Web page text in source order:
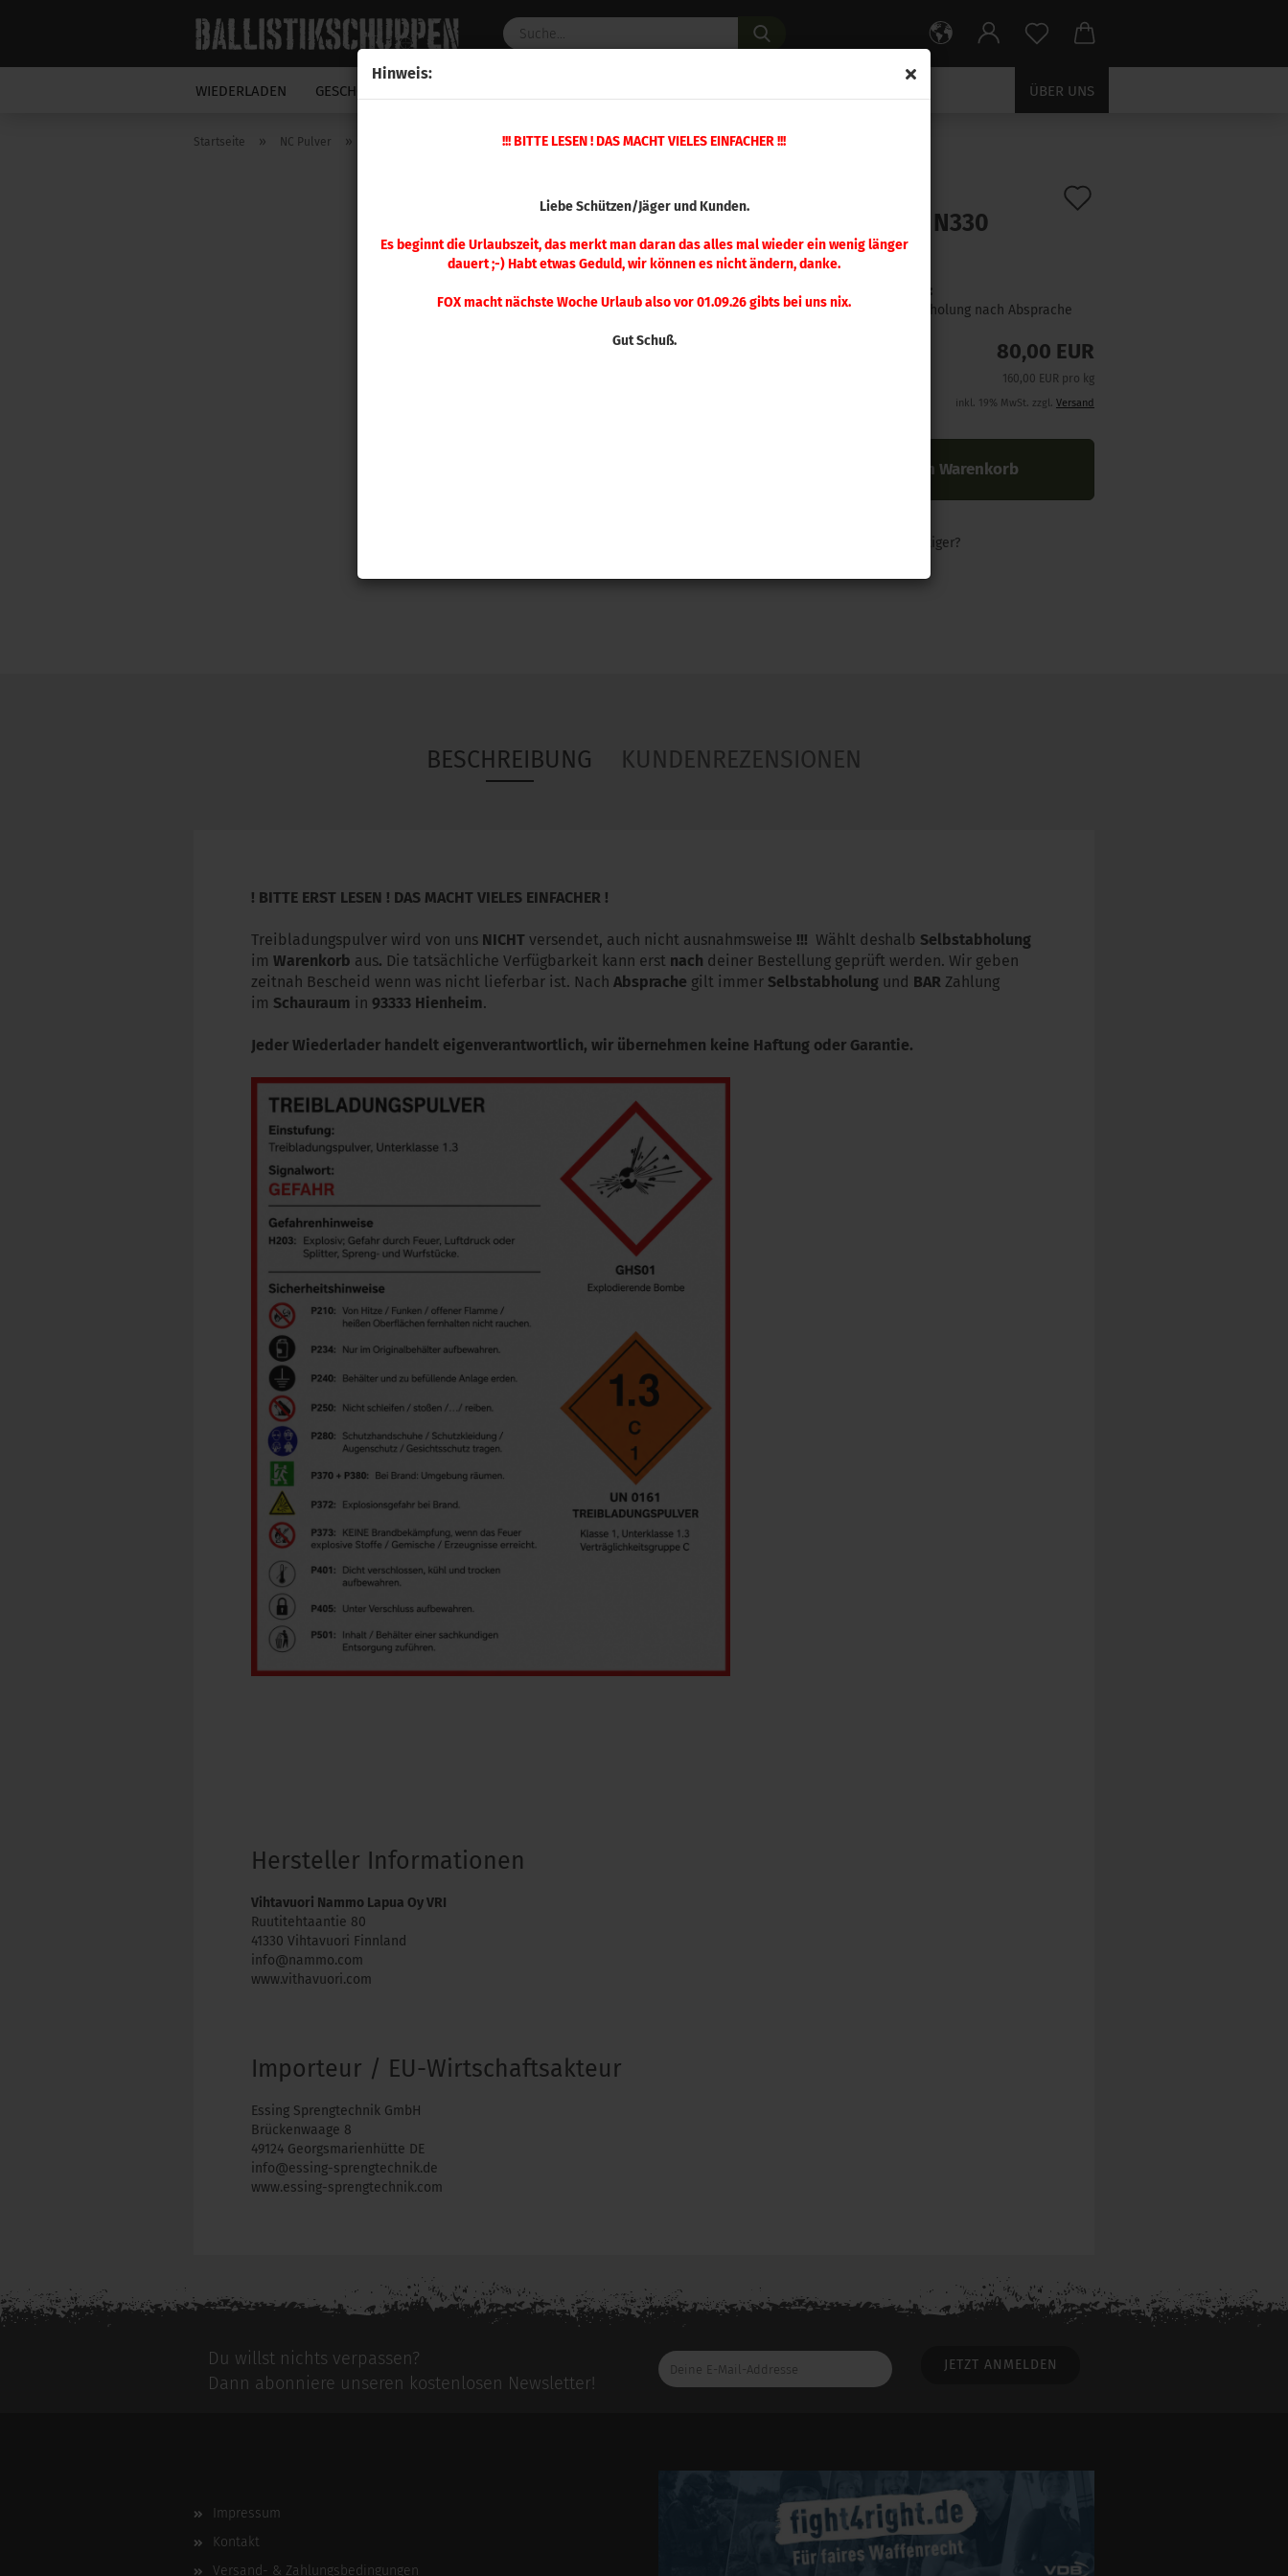
Hinweis:
!!! BITTE LESEN ! DAS MACHT VIELES EINFACHER !!!
Liebe Schützen/Jäger und Kunden.
Es beginnt die Urlaubszeit, das merkt man daran das alles mal wieder ein wenig länger
dauert ;-) Habt etwas Geduld, wir können es nicht ändern, danke.
FOX macht nächste Woche Urlaub also vor 01.09.26 gibts bei uns nix.
Gut Schuß.
WIEDERLADEN GESCHOSSE ÜBER UNS
Startseite » NC Pulver » VihtaVuori N330 (500 g)
VihtaVuori N330
(500 g)
Lieferzeit:
NUR Abholung nach Absprache
80,00 EUR
160,00 EUR pro kg
inkl. 19% MwSt. zzgl. Versand
In den Warenkorb
Woanders günstiger?
BESCHREIBUNG KUNDENREZENSIONEN
! BITTE ERST LESEN ! DAS MACHT VIELES EINFACHER !
Treibladungspulver wird von uns NICHT versendet, auch nicht ausnahmsweise !!! Wählt deshalb Selbstabholung
im Warenkorb aus. Die tatsächliche Verfügbarkeit kann erst nach deiner Bestellung geprüft werden. Wir geben
zeitnah Bescheid wenn was nicht lieferbar ist. Nach Absprache gilt immer Selbstabholung und BAR Zahlung
im Schauraum in 93333 Hienheim.
Jeder Wiederlader handelt eigenverantwortlich, wir übernehmen keine Haftung oder Garantie.
Hersteller Informationen
Vihtavuori Nammo Lapua Oy VRI
Ruutitehtaantie 80
41330 Vihtavuori Finnland
info@nammo.com
www.vithavuori.com
Importeur / EU-Wirtschaftsakteur
Essing Sprengtechnik GmbH
Brückenwaage 8
49124 Georgsmarienhütte DE
info@essing-sprengtechnik.de
www.essing-sprengtechnik.com
Für weitere Informationen besuchen Sie bitte die Herstellerseitezu diesem Artikel.
Du willst nichts verpassen?
Dann abonniere unseren kostenlosen Newsletter!
Deine
E-
Impressum
Kontakt
Versand- & Zahlungsbedingungen